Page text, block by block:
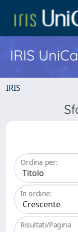
IRIS
IRIS
Ordina per:
In ordine:
Risultati/Pagina